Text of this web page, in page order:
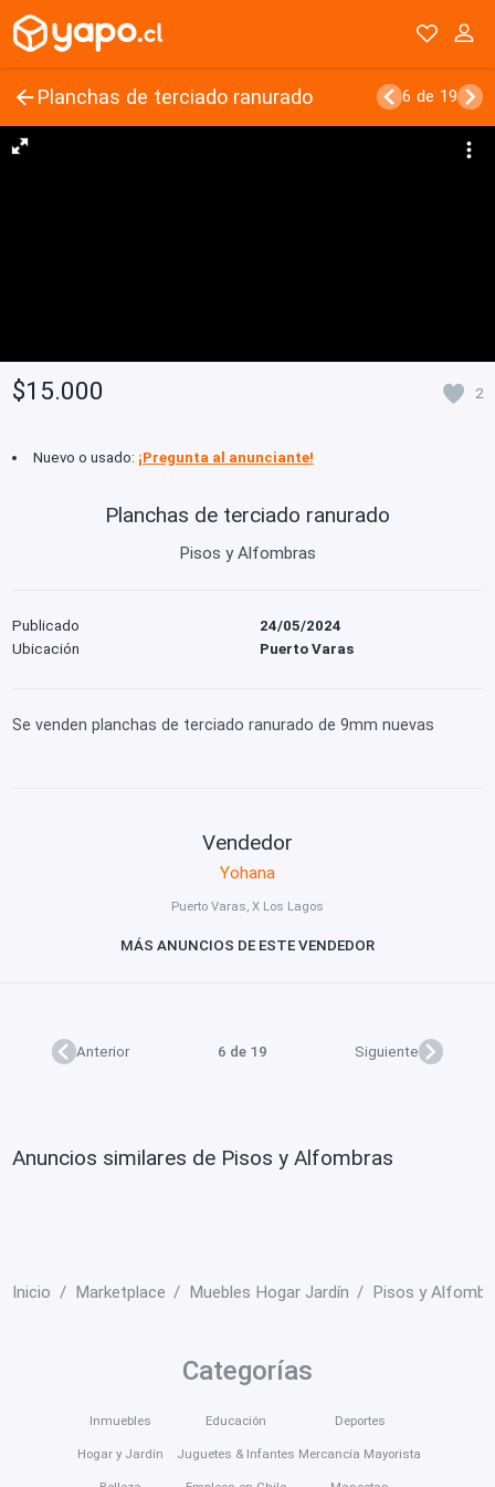
Planchas de terciado ranurado 6 de 19
$15.000 2
Nuevo o usado: ¡Pregunta al anunciante!
Planchas de terciado ranurado
Pisos y Alfombras
Publicado
24/05/2024
Ubicación
Puerto Varas
Se venden planchas de terciado ranurado de 9mm nuevas
Vendedor
Yohana
Puerto Varas, X Los Lagos
MÁS ANUNCIOS DE ESTE VENDEDOR
Anterior 6 de 19 Siguiente
Anuncios similares de Pisos y Alfombras
Inicio Marketplace Muebles Hogar Jardín Pisos y
Categorías
Inmuebles
Hogar y Jardín
Educación
Juguetes & Infantes
Deportes
Mercancía Mayorista